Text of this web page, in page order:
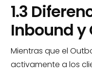
1.3
Inbound y
Mientras que el
activamente a los